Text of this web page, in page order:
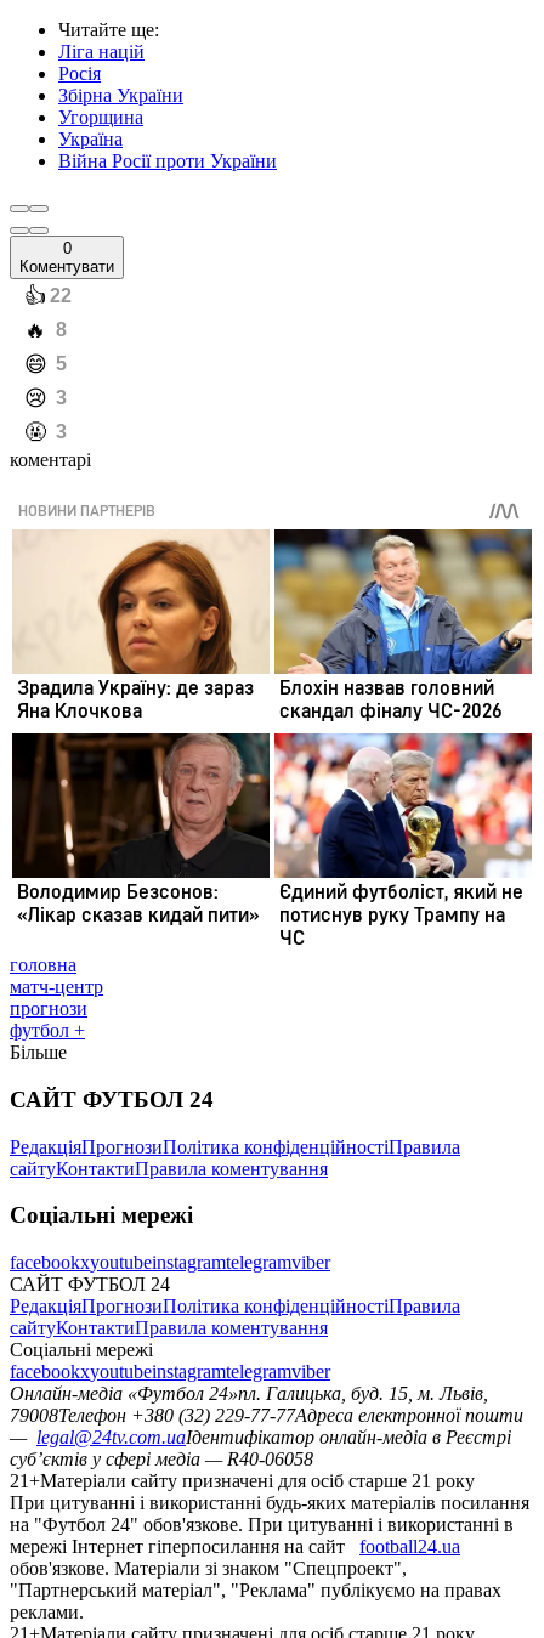
Читайте ще:
Ліга націй
Росія
Збірна України
Угорщина
Україна
Війна Росії проти України
0
Коментувати
️👍 22
️🔥 8
️😄 5
️😢 3
️🤬 3
коментарі
головна
матч-центр
прогнози
футбол +
Більше
САЙТ ФУТБОЛ 24
РедакціяПрогнозиПолітика конфіденційностіПравила
сайтуКонтактиПравила коментування
Соціальні мережі
facebookxyoutubeinstagramtelegramviber
САЙТ ФУТБОЛ 24
РедакціяПрогнозиПолітика конфіденційностіПравила
сайтуКонтактиПравила коментування
Соціальні мережі
facebookxyoutubeinstagramtelegramviber
Онлайн-медіа «Футбол 24»пл. Галицька, буд. 15, м. Львів,
79008Телефон +380 (32) 229-77-77Адреса електронної пошти
— legal@24tv.com.uaІдентифікатор онлайн-медіа в Реєстрі
суб’єктів у сфері медіа — R40-06058
21+Матеріали сайту призначені для осіб старше 21 року
При цитуванні і використанні будь-яких матеріалів посилання
на "Футбол 24" обов'язкове. При цитуванні і використанні в
мережі Інтернет гіперпосилання на сайт
football24.ua
обов'язкове. Матеріали зі знаком "Спецпроект",
"Партнерський матеріал", "Реклама" публікуємо на правах
реклами.
21+Матеріали сайту призначені для осіб старше 21 року